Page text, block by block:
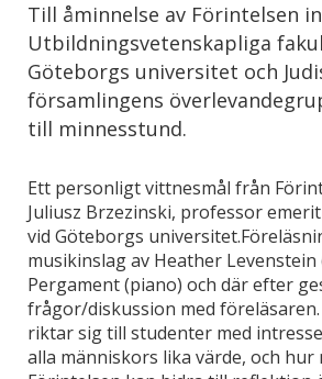
Till åminnelse av Förintelsen
Utbildningsvetenskapliga
Göteborgs universitet och
församlingens
till minnesstund.
Ett personligt vittnesmål från
Juliusz Brzezinski, professor
vid Göteborgs
musikinslag av Heather Levenstein
Pergament (piano) och där efter
frågor/diskussion med
riktar sig till studenter med
alla människors lika värde, och hur